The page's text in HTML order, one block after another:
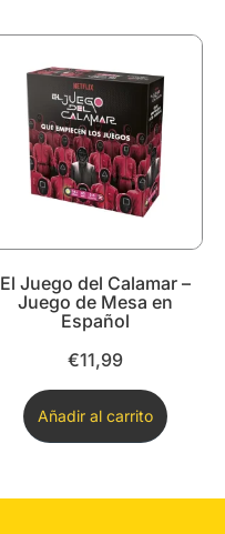
El Juego del Calamar –
Juego de Mesa en
Español
€11,99
Añadir al carrito